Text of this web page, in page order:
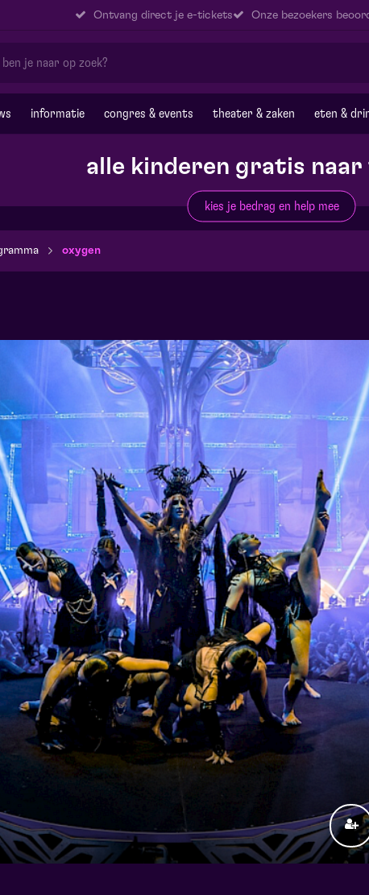
Ontvang direct je e-tickets Onze bezoekers
informatie congres & events theater & zaken eten &
alle kinderen gratis
kies je bedrag en help mee
oxygen